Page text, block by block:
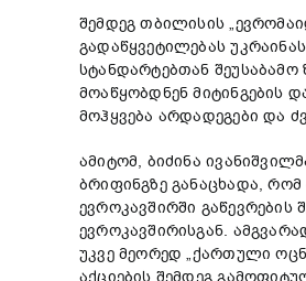
შემდეგ თბილისის
გადაწყვეტილებას
სტანდარტებთან
მოაწყობდნენ მიტინგების
მოჰყვება არდადეგები და
ამიტომ, ბიძინა
ბრიფინგზე განაცხადა,
ევროკავშირში გაწევრების
ევროკავშირისგან.
უკვე მეორედ „ქართული